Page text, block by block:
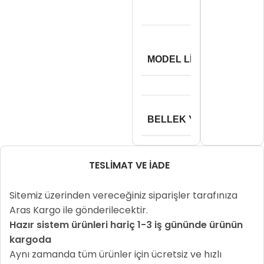
MODEL LINK
BELLEK YUVA SAYISI
TESLIMAT VE İADE
Sitemiz üzerinden vereceğiniz siparişler tarafınıza
Aras Kargo ile gönderilecektir.
Hazır sistem ürünleri hariç 1-3 iş gününde ürünün
kargoda
Aynı zamanda tüm ürünler için ücretsiz ve hızlı